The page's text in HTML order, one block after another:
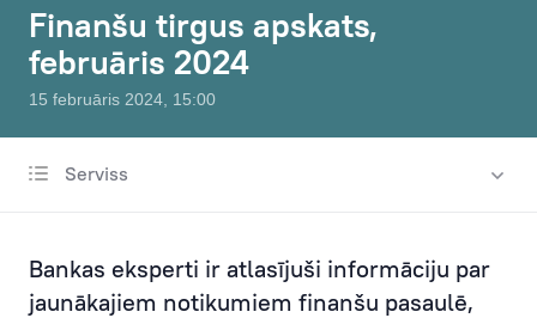
Finanšu tirgus apskats,
februāris 2024
15 februāris 2024, 15:00
Serviss
Visas ziņas
Bankas eksperti ir atlasījuši informāciju par
jaunākajiem notikumiem finanšu pasaulē,